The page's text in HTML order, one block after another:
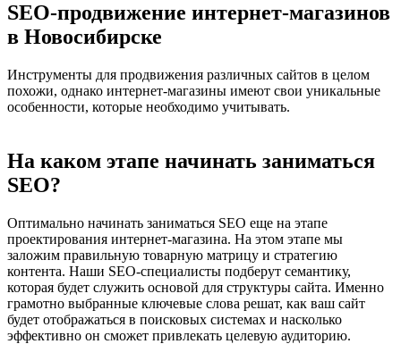
SEO-продвижение интернет-магазинов
в Новосибирске
Инструменты для продвижения различных сайтов в целом
похожи, однако интернет-магазины имеют свои уникальные
особенности, которые необходимо учитывать.
На каком этапе начинать заниматься
SEO?
Оптимально начинать заниматься SEO еще на этапе
проектирования интернет-магазина. На этом этапе мы
заложим правильную товарную матрицу и стратегию
контента. Наши SEO-специалисты подберут семантику,
которая будет служить основой для структуры сайта. Именно
грамотно выбранные ключевые слова решат, как ваш сайт
будет отображаться в поисковых системах и насколько
эффективно он сможет привлекать целевую аудиторию.